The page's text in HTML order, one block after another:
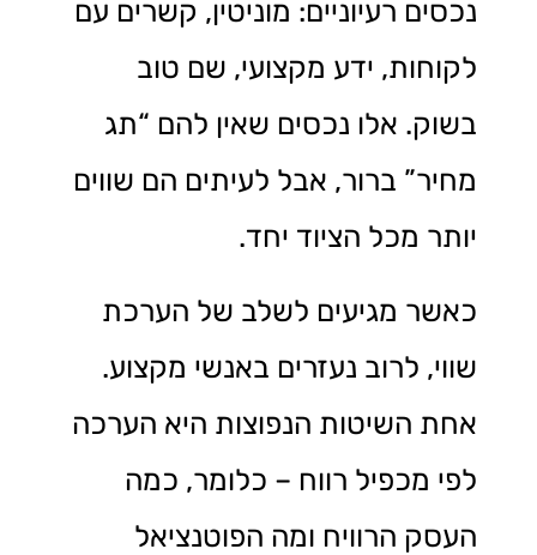
נכסים רעיוניים: מוניטין, קשרים עם
לקוחות, ידע מקצועי, שם טוב
בשוק. אלו נכסים שאין להם “תג
מחיר” ברור, אבל לעיתים הם שווים
יותר מכל הציוד יחד.
כאשר מגיעים לשלב של הערכת
שווי, לרוב נעזרים באנשי מקצוע.
אחת השיטות הנפוצות היא הערכה
לפי מכפיל רווח – כלומר, כמה
העסק הרוויח ומה הפוטנציאל